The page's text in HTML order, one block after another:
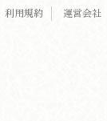
利用規約 運営会社